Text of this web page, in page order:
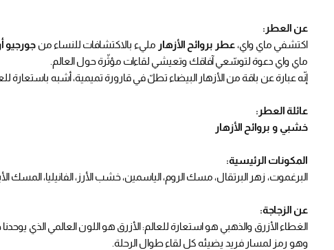
عن العطر:
اكتشفي ماي واي،عطر بروائح الأزهار مليء بالاكتشافات للنساء من جورجيو
ماي واي دعوة لتوسّعي آفاقك وتعيشي لقاءات مؤثّرة حول العالم.
إنّه عبارة عن باقة من الأزهار البيضاء تطلّ في قارورة تميمية، أشبه باستعارة
عائلة العطر:
خشبي و بروائح الأزهار
المكونات الرئيسية:
البرغموت، زهر البرتقال، مسك الروم، الياسمين، خشب الأرز، الفانيليا، المسك
عن الزجاجة:
الغطاء الأزرق والذهبي هو استعارة للعالم: الأزرق هو اللون العالمي الذي
وهو رمز لمسار فريد يضيئه كل لقاء طوال الرحلة.